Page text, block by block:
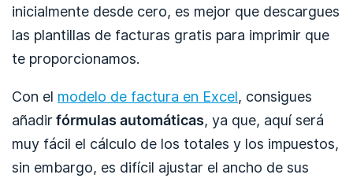
inicialmente desde cero, es mejor que descargues
las plantillas de facturas gratis para imprimir que
te proporcionamos.
Con el modelo de factura en Excel, consigues
añadirfórmulas automáticas, ya que, aquí será
muy fácil el cálculo de los totales y los impuestos,
sin embargo, es difícil ajustar el ancho de sus